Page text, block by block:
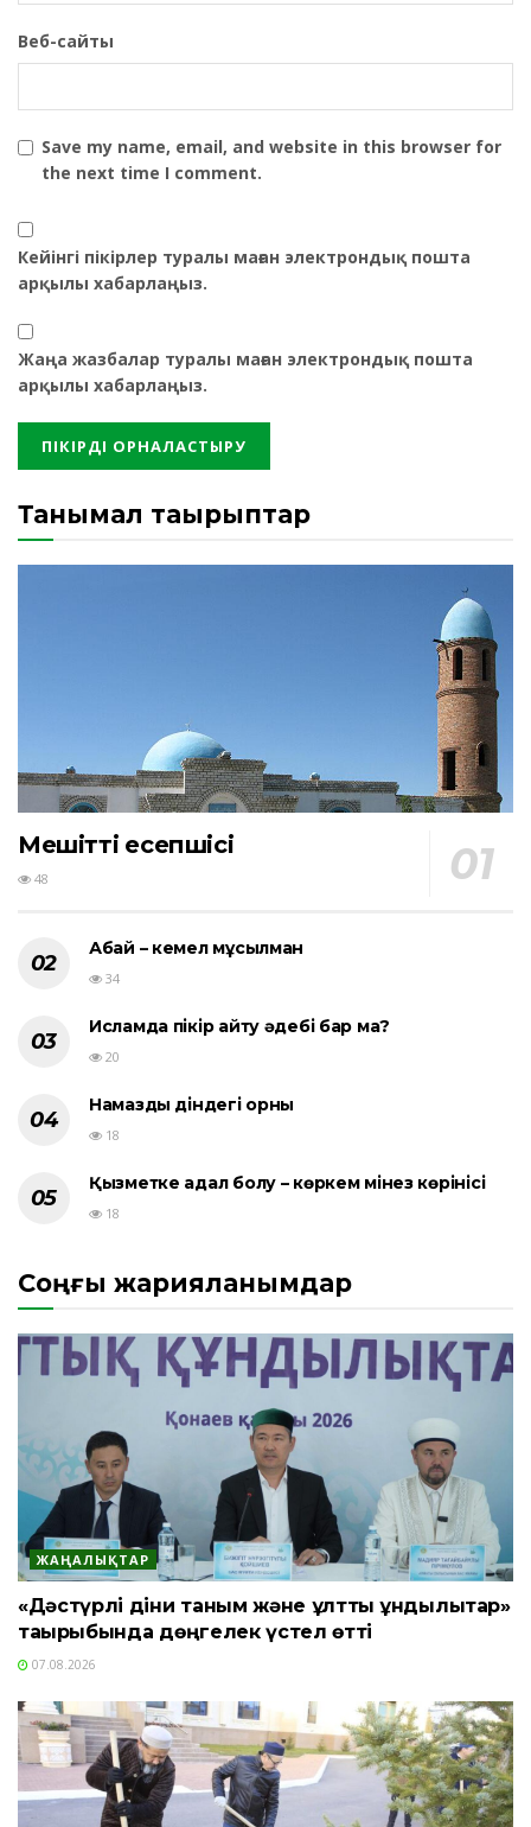
Веб-сайты
Save my name, email, and website in this browser for
the next time I comment.
Кейінгі пікірлер туралы маған электрондық пошта
арқылы хабарлаңыз.
Жаңа жазбалар туралы маған электрондық пошта
арқылы хабарлаңыз.
Танымал тақырыптар
Мешіттің есепшісі
48
Абай – кемел мұсылман
34
Исламда пікір айту әдебі бар ма?
20
Намаздың діндегі орны
18
Қызметке адал болу – көркем мінез көрінісі
18
Соңғы жарияланымдар
ЖАҢАЛЫҚТАР
«Дәстүрлі діни таным және ұлттық құндылықтар»
тақырыбында дөңгелек үстел өтті
07.08.2026